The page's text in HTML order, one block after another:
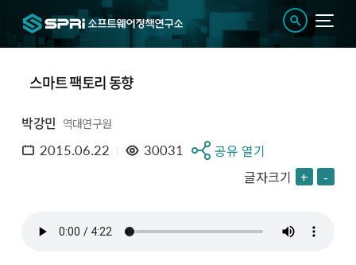
스마트 팩토리 동향
박강민 역대연구원
2015.06.22 30031
공유 열기
글자크기 + -